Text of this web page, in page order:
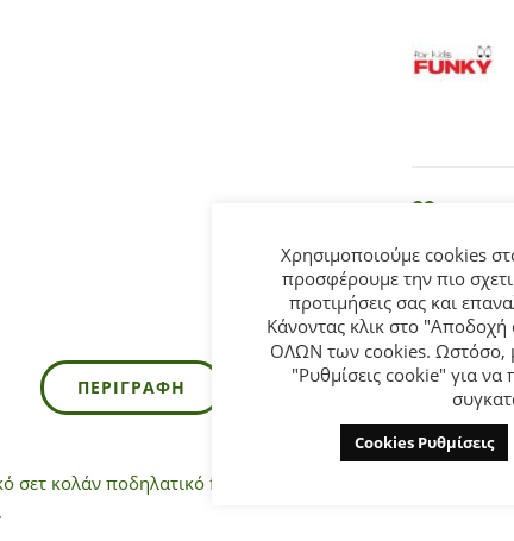
t
ΠΕΡΙΓΡΑΦΉ ΕΠΙΠΛΈΟΝ ΠΛΗΡΟΦΟΡΊΕΣ
σετ κολάν ποδηλατικό for Funky Kids για κορίτσι από 6
Χρησιμοποιούμε cookies
προσφέρουμε την πιο
προτιμήσεις σας και
Κάνοντας κλικ στο "Αποδοχή
ΟΛΩΝ των cookies. Ωστόσο,
"Ρυθμίσεις cookie" για να
Cookies Ρυθμίσεις